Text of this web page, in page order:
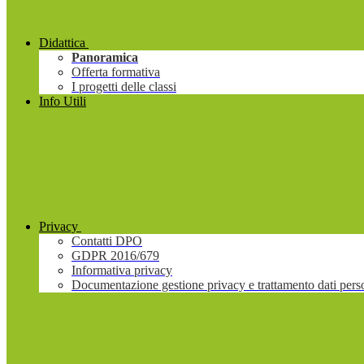
Didattica
Panoramica
Offerta formativa
I progetti delle classi
Info Utili
Privacy
Contatti DPO
GDPR 2016/679
Informativa privacy
Documentazione gestione privacy e trattamento dati